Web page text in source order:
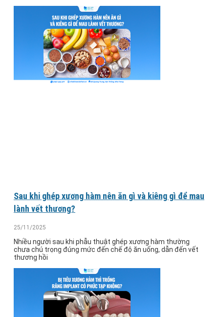
Sau khi ghép xương hàm nên ăn gì và kiêng gì để mau
lành vết thương?
25/11/2025
Nhiều người sau khi phẫu thuật ghép xương hàm thường
chưa chú trọng đúng mức đến chế độ ăn uống, dẫn đến vết
thương hồi